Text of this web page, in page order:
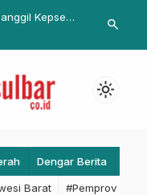
Kepsek
Pemkab
search
light_mode
Dengar Berita
Barat #Pemprov